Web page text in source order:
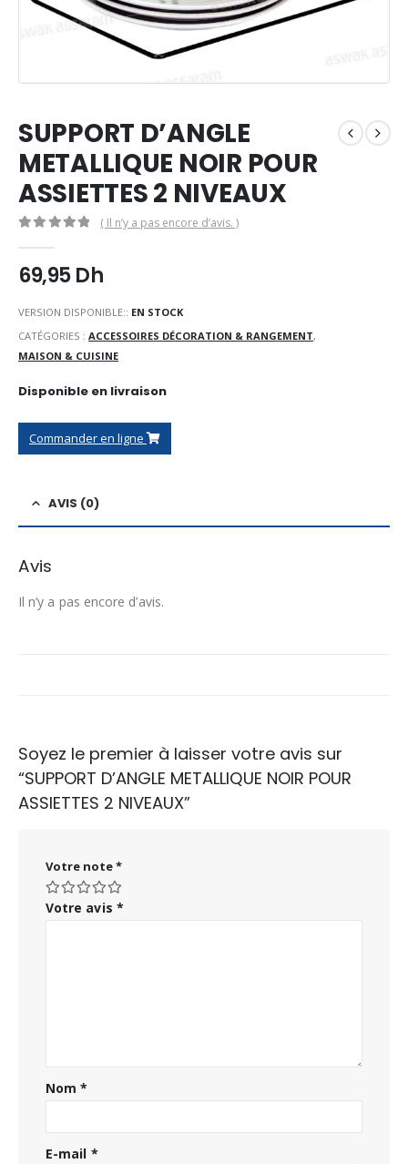
SUPPORT D’ANGLE
METALLIQUE NOIR POUR
ASSIETTES 2 NIVEAUX
( Il n’y a pas encore d’avis. )
69,95Dh
VERSION DISPONIBLE:: EN STOCK
CATÉGORIES : ACCESSOIRES DÉCORATION & RANGEMENT,
MAISON & CUISINE
Disponible en livraison
Commander en ligne
AVIS (0)
Avis
Il n’y a pas encore d’avis.
Soyez le premier à laisser votre avis sur
“SUPPORT D’ANGLE METALLIQUE NOIR POUR
ASSIETTES 2 NIVEAUX”
Votre note*
Votre avis *
Nom*
E-mail *